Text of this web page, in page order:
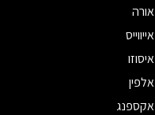
אורה
אייווייס
איסוזו
אלפין
אקספנג